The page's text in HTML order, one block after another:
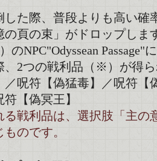
した際、普段よりも高い確
の頁の束」がドロップしま
のNPC"Odyssean Passage"
、2つの戦利品（※）が得
／呪符【偽猛毒】／呪符【
符【偽冥王】
戦利品は、選択肢「主の
のです。